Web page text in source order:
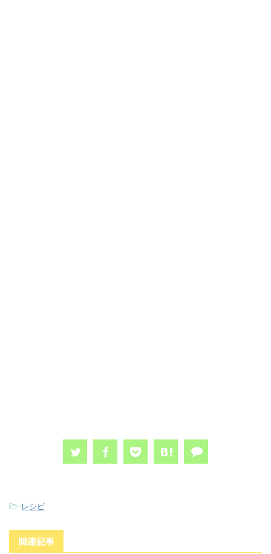
-レシピ
関連記事